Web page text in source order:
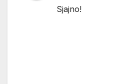
Sjajno!